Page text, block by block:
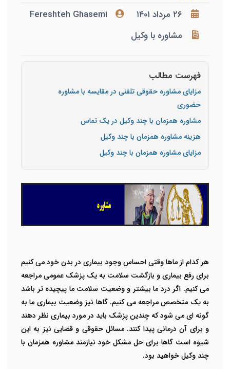
۲۶ مرداد ۱۴۰۱
Fereshteh Ghasemi
مشاوره با وکیل
فهرست مطالب
مزایای مشاوره حقوقی تلفنی در مقایسه با مشاوره
حضوری
مشاوره همزمان با چند وکیل در یک تماس
هزینه مشاوره همزمان با چند وکیل
مزایای مشاوره همزمان با چند وکیل
هر کدام از ماها وقتی احساس وجود بیماری در بدن خود می کنیم
برای رفع بیماری و بازگشت سلامت به یک پزشک عمومی مراجعه
می کنیم. اگر درد ما بیشتر و وضعیت سلامت ما پیچیده تر باشد
به یک متخصص مراجعه می کنیم. گاها نیز وضعیت بیماری ما به
گونه ای می شود که چندین پزشک باید در مورد بیماری نظر دهند
و برای آن درمانی پیدا کنند. مسائل حقوقی و قضایی نیز به این
شیوه است گاها برای حل مشکل خود نیازمند مشاوره همزمان با
چند وکیل خواهید بود.